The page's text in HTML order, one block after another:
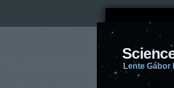
Lente Gábor